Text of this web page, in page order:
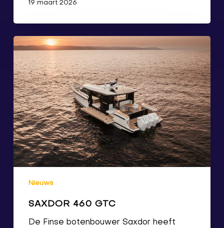
19 maart 2026
Nieuws
SAXDOR 460 GTC
De Finse botenbouwer Saxdor heeft